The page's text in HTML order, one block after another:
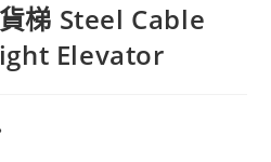
梯 Steel Cable
Elevator